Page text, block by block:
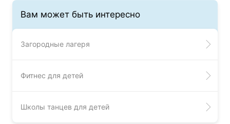
Вам может быть интересно
Загородные лагеря
Фитнес для детей
Школы танцев для детей